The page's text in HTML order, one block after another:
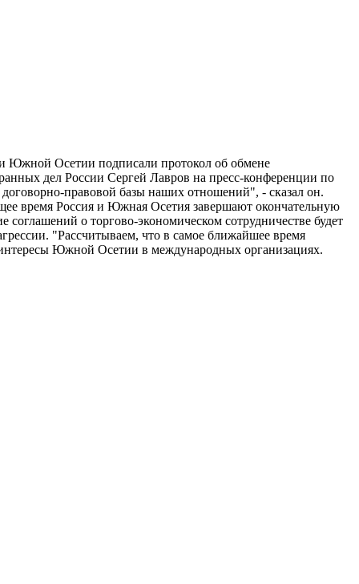
Южной Осетии подписали протокол об обмене
дел России Сергей Лавров на пресс-конференции по
правовой базы наших отношений", - сказал он.
время Россия и Южная Осетия завершают окончательную
о торгово-экономическом сотрудничестве будет
"Рассчитываем, что в самое ближайшее время
интересы Южной Осетии в международных организациях.